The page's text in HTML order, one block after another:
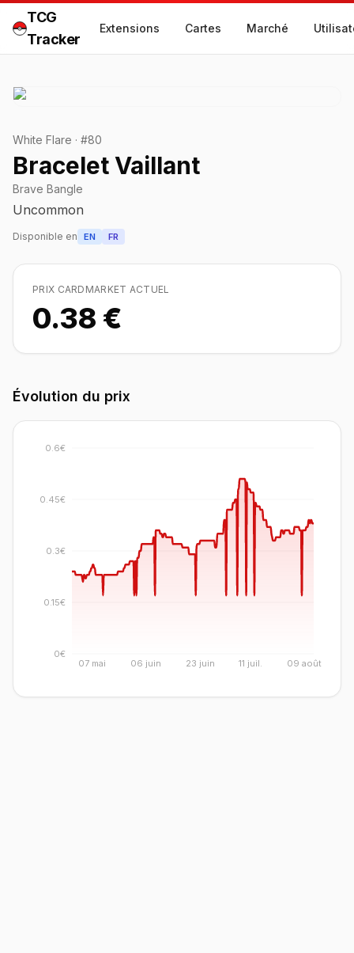
TCG
Tracker
Extensions Cartes Marché
White Flare · #80
Bracelet Vaillant
Brave Bangle
Uncommon
Disponible en EN FR
PRIX CARDMARKET ACTUEL
0.38 €
Évolution du prix
07 mai 06 juin 23 juin 11 juil. 09 août
0€
0.15€
0.3€
0.45€
0.6€